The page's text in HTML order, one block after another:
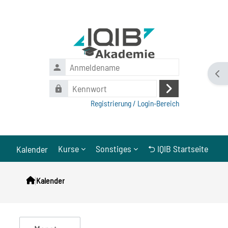
Anmeldename
Kennwort
Anmelden
Registrierung / Login-Bereich
Kalender Kurse Sonstiges ⮌ IQIB Startseite
|Kalender